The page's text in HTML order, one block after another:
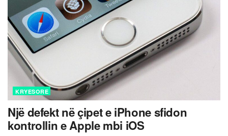
KRYESORE
Një defekt në çipet e iPhone sfidon
kontrollin e Apple mbi iOS